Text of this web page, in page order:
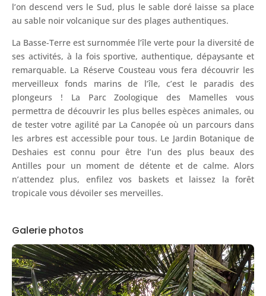
l’on descend vers le Sud, plus le sable doré laisse sa place
au sable noir volcanique sur des plages authentiques.
La Basse-Terre est surnommée l’île verte pour la diversité de
ses activités, à la fois sportive, authentique, dépaysante et
remarquable. La Réserve Cousteau vous fera découvrir les
merveilleux fonds marins de l’île, c’est le paradis des
plongeurs ! La Parc Zoologique des Mamelles vous
permettra de découvrir les plus belles espèces animales, ou
de tester votre agilité par La Canopée où un parcours dans
les arbres est accessible pour tous. Le Jardin Botanique de
Deshaies est connu pour être l’un des plus beaux des
Antilles pour un moment de détente et de calme. Alors
n’attendez plus, enfilez vos baskets et laissez la forêt
tropicale vous dévoiler ses merveilles.
Galerie photos